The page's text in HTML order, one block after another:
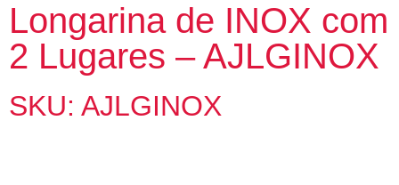
Longarina de INOX com
2 Lugares – AJLGINOX
SKU: AJLGINOX